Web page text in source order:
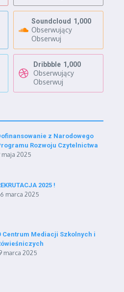
Soundcloud 1,000
Obserwujący
Obserwuj
Dribbble 1,000
Obserwujący
Obserwuj
z Narodowego
Rozwoju Czytelnictwa
maja 2025
2025 !
marca 2025
Centrum Mediacji Szkolnych i
marca 2025